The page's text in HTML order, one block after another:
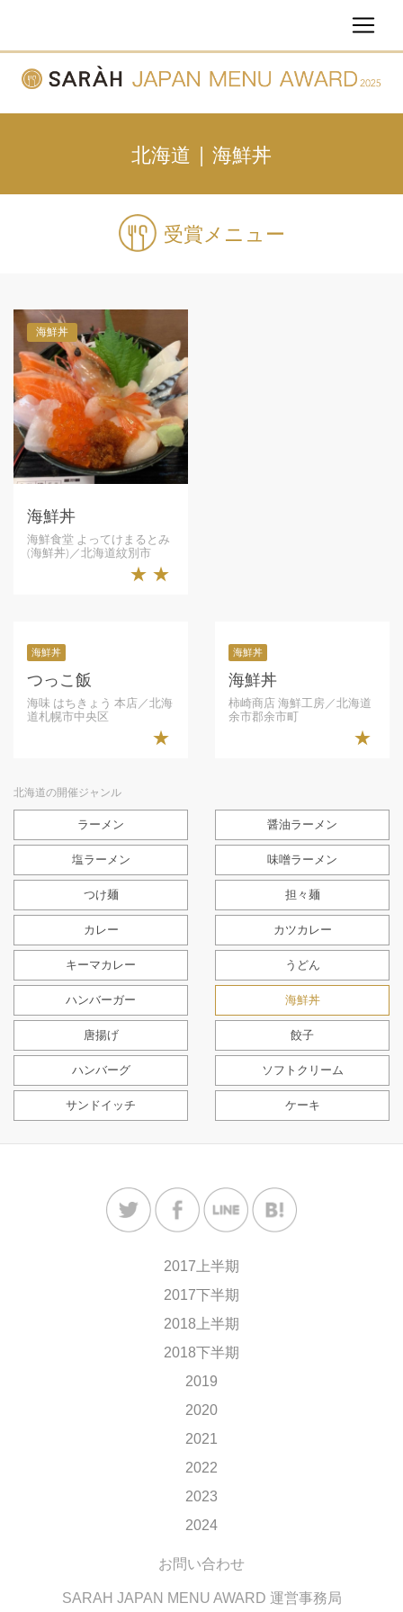
北海道 | 海鮮丼
受賞メニュー
海鮮丼
海鮮丼
海鮮食堂 よってけまるとみ
(海鮮丼)／北海道紋別市
★★
海鮮丼
つっこ飯
海味 はちきょう 本店／北海
道札幌市中央区
★
海鮮丼
海鮮丼
柿崎商店 海鮮工房／北海道
余市郡余市町
★
北海道の開催ジャンル
ラーメン 醤油ラーメン
塩ラーメン 味噌ラーメン
つけ麺 担々麺
カレー カツカレー
キーマカレー うどん
ハンバーガー 海鮮丼
唐揚げ 餃子
ハンバーグ ソフトクリーム
サンドイッチ ケーキ
2017上半期
2017下半期
2018上半期
2018下半期
2019
2020
2021
2022
2023
2024
お問い合わせ
SARAH JAPAN MENU AWARD 運営事務局